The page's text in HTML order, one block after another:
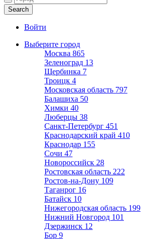
Войти
Выберите город
Москва 865
Зеленоград 13
Щербинка 7
Троицк 4
Московская область 797
Балашиха 50
Химки 40
Люберцы 38
Санкт-Петербург 451
Краснодарский край 410
Краснодар 155
Сочи 47
Новороссийск 28
Ростовская область 222
Ростов-на-Дону 109
Таганрог 16
Батайск 10
Нижегородская область 199
Нижний Новгород 101
Дзержинск 12
Бор 9